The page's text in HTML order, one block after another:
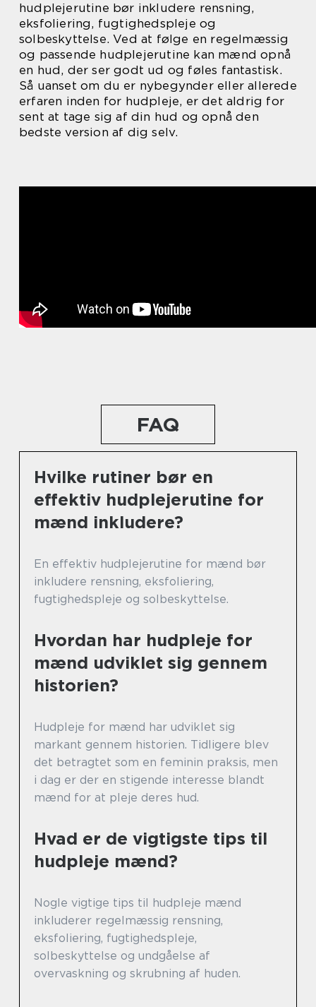
hudplejerutine bør inkludere rensning,
eksfoliering, fugtighedspleje og
solbeskyttelse. Ved at følge en regelmæssig
og passende hudplejerutine kan mænd opnå
en hud, der ser godt ud og føles fantastisk.
Så uanset om du er nybegynder eller allerede
erfaren inden for hudpleje, er det aldrig for
sent at tage sig af din hud og opnå den
bedste version af dig selv.
FAQ
Hvilke rutiner bør en
effektiv hudplejerutine for
mænd inkludere?
En effektiv hudplejerutine for mænd bør
inkludere rensning, eksfoliering,
fugtighedspleje og solbeskyttelse.
Hvordan har hudpleje for
mænd udviklet sig gennem
historien?
Hudpleje for mænd har udviklet sig
markant gennem historien. Tidligere blev
det betragtet som en feminin praksis, men
i dag er der en stigende interesse blandt
mænd for at pleje deres hud.
Hvad er de vigtigste tips til
hudpleje mænd?
Nogle vigtige tips til hudpleje mænd
inkluderer regelmæssig rensning,
eksfoliering, fugtighedspleje,
solbeskyttelse og undgåelse af
overvaskning og skrubning af huden.